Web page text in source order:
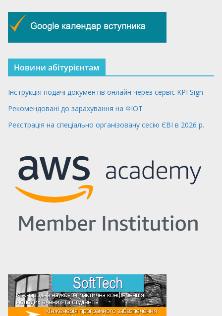
Новини абітурієнтам
Інструкція подачі документів онлайн через сервіс KPI Sign
Рекомендовані до зарахування на ФІОТ
Реєстрація на спеціально організовану сесію ЄВІ в 2026 р.